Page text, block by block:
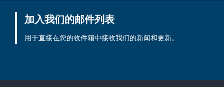
加入我们的邮件列表
用于直接在您的收件箱中接收我们的新闻和更新。